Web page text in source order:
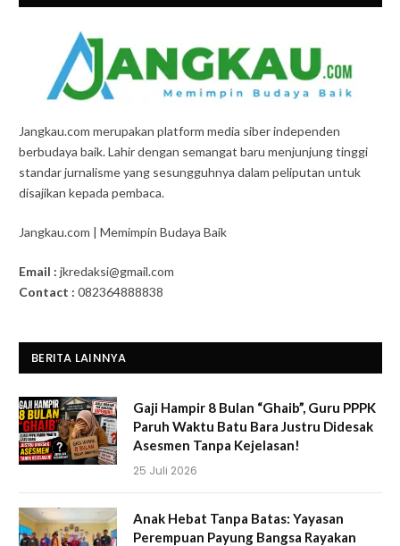
Jangkau.com merupakan platform media siber independen
berbudaya baik. Lahir dengan semangat baru menjunjung tinggi
standar jurnalisme yang sesungguhnya dalam peliputan untuk
disajikan kepada pembaca.
Jangkau.com | Memimpin Budaya Baik
Email : jkredaksi@gmail.com
Contact : 082364888838
BERITA LAINNYA
Gaji Hampir 8 Bulan “Ghaib”, Guru PPPK
Paruh Waktu Batu Bara Justru Didesak
Asesmen Tanpa Kejelasan!
25 Juli 2026
Anak Hebat Tanpa Batas: Yayasan
Perempuan Payung Bangsa Rayakan